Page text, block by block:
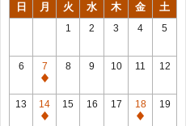
日 月 火 水 木 金 土
1 2 3 4 5
6
7
休
館
日
8 9 10 11 12
13
14
休
15 16 17
18
休
19